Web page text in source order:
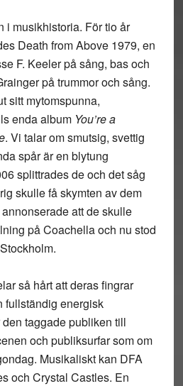
i musikhistoria. För tio år
Death from Above 1979, en
F. Keeler på sång, bas och
på trummor och sång.
sitt mytomspunna,
enda album You’re a
. Vi talar om smutsig, svettig
spår är en blytung
splittrades de och det såg
skulle få skymten av dem
att de skulle
på Coachella och nu stod
så hårt att deras fingrar
fullständig energisk
taggade publiken till
och publiksurfar som om
Musikaliskt kan DFA
och Crystal Castles. En